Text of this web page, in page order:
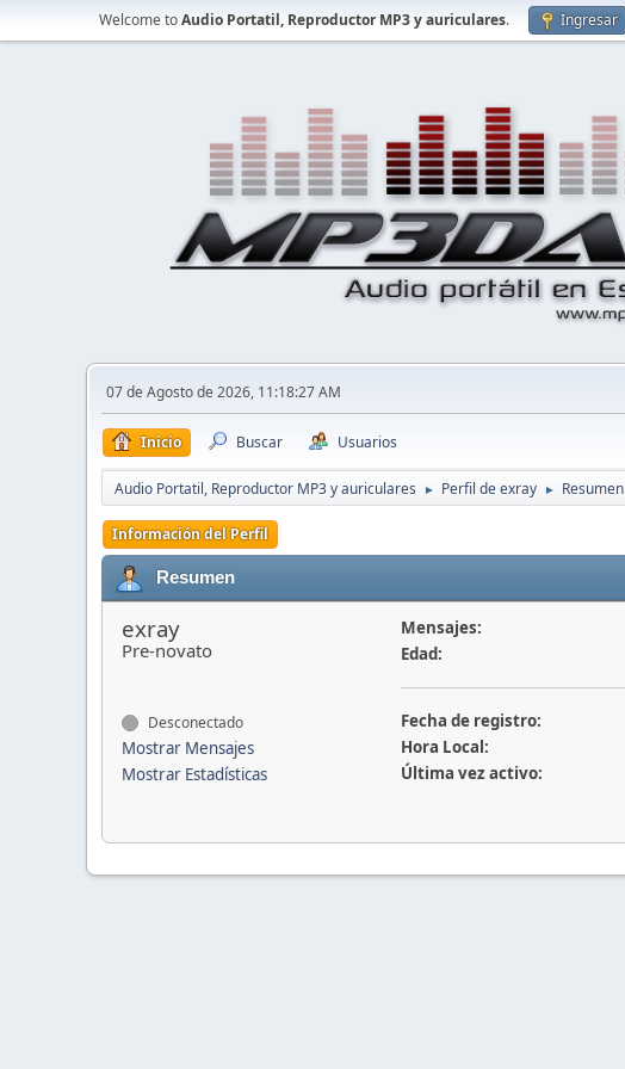
Welcome toAudio Portatil, Reproductor MP3 y auriculares. Ingresar
07 de Agosto de 2026, 11:18:27 AM
Inicio Buscar Usuarios
Audio Portatil, Reproductor MP3 y auriculares ► Perfil de exray ► Resumen
Información del Perfil
Resumen
exray
Pre-novato
Desconectado
Mostrar Mensajes
Mostrar Estadísticas
Mensajes:
Edad:
Fecha de registro:
Hora Local:
Última vez activo: